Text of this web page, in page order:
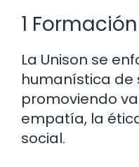
1
La Unison se
humanística de
promoviendo
empatía, la
social.